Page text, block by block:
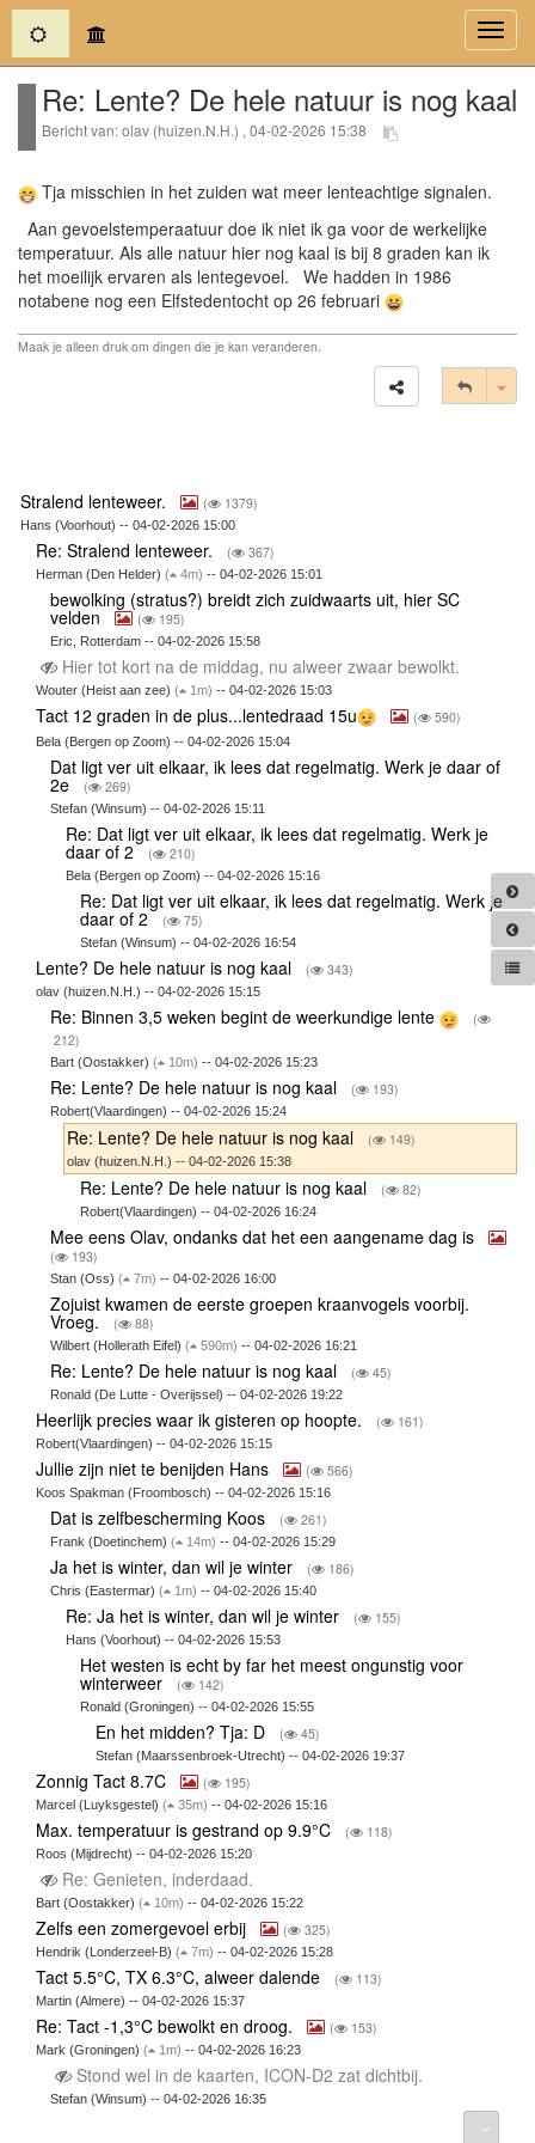
(current)
Re: Lente? De hele natuur is nog kaal
Bericht van: olav (huizen.N.H.) , 04-02-2026 15:38
Tja misschien in het zuiden wat meer lenteachtige signalen.
Aan gevoelstemperaatuur doe ik niet ik ga voor de werkelijke
temperatuur. Als alle natuur hier nog kaal is bij 8 graden kan ik
het moeilijk ervaren als lentegevoel. We hadden in 1986
notabene nog een Elfstedentocht op 26 februari
Maak je alleen druk om dingen die je kan veranderen.
Stralend lenteweer. ( 1379)
Hans (Voorhout) -- 04-02-2026 15:00
Re: Stralend lenteweer. ( 367)
Herman (Den Helder) ( 4m) -- 04-02-2026 15:01
bewolking (stratus?) breidt zich zuidwaarts uit, hier SC
velden ( 195)
Eric, Rotterdam -- 04-02-2026 15:58
Hier tot kort na de middag, nu alweer zwaar bewolkt.
Wouter (Heist aan zee) ( 1m) -- 04-02-2026 15:03
Tact 12 graden in de plus...lentedraad 15u ( 590)
Bela (Bergen op Zoom) -- 04-02-2026 15:04
Dat ligt ver uit elkaar, ik lees dat regelmatig. Werk je daar of
2e ( 269)
Stefan (Winsum) -- 04-02-2026 15:11
Re: Dat ligt ver uit elkaar, ik lees dat regelmatig. Werk je
daar of 2 ( 210)
Bela (Bergen op Zoom) -- 04-02-2026 15:16
Re: Dat ligt ver uit elkaar, ik lees dat regelmatig. Werk je
daar of 2 ( 75)
Stefan (Winsum) -- 04-02-2026 16:54
Lente? De hele natuur is nog kaal ( 343)
olav (huizen.N.H.) -- 04-02-2026 15:15
Re: Binnen 3,5 weken begint de weerkundige lente
(
212)
Bart (Oostakker)( 10m) -- 04-02-2026 15:23
Re: Lente? De hele natuur is nog kaal ( 193)
Robert(Vlaardingen) -- 04-02-2026 15:24
Re: Lente? De hele natuur is nog kaal ( 149)
olav (huizen.N.H.) -- 04-02-2026 15:38
Re: Lente? De hele natuur is nog kaal ( 82)
Robert(Vlaardingen) -- 04-02-2026 16:24
Mee eens Olav, ondanks dat het een aangename dag is
( 193)
Stan (Oss)( 7m) -- 04-02-2026 16:00
Zojuist kwamen de eerste groepen kraanvogels voorbij.
Vroeg. ( 88)
Wilbert (Hollerath Eifel)( 590m) -- 04-02-2026 16:21
Re: Lente? De hele natuur is nog kaal ( 45)
Ronald (De Lutte - Overijssel) -- 04-02-2026 19:22
Heerlijk precies waar ik gisteren op hoopte. ( 161)
Robert(Vlaardingen) -- 04-02-2026 15:15
Jullie zijn niet te benijden Hans ( 566)
Koos Spakman (Froombosch) -- 04-02-2026 15:16
Dat is zelfbescherming Koos ( 261)
Frank (Doetinchem)( 14m) -- 04-02-2026 15:29
Ja het is winter, dan wil je winter ( 186)
Chris (Eastermar)( 1m) -- 04-02-2026 15:40
Re: Ja het is winter, dan wil je winter ( 155)
Hans (Voorhout) -- 04-02-2026 15:53
Het westen is echt by far het meest ongunstig voor
winterweer ( 142)
Ronald (Groningen) -- 04-02-2026 15:55
En het midden? Tja: D ( 45)
Stefan (Maarssenbroek-Utrecht) -- 04-02-2026 19:37
Zonnig Tact 8.7C ( 195)
Marcel (Luyksgestel) ( 35m) -- 04-02-2026 15:16
Max. temperatuur is gestrand op 9.9°C ( 118)
Roos (Mijdrecht) -- 04-02-2026 15:20
Re: Genieten, inderdaad.
Bart (Oostakker) ( 10m) -- 04-02-2026 15:22
Zelfs een zomergevoel erbij ( 325)
Hendrik (Londerzeel-B) ( 7m) -- 04-02-2026 15:28
Tact 5.5°C, TX 6.3°C, alweer dalende ( 113)
Martin (Almere) -- 04-02-2026 15:37
Re: Tact -1,3°C bewolkt en droog. ( 153)
Mark (Groningen) ( 1m) -- 04-02-2026 16:23
Stond wel in de kaarten, ICON-D2 zat dichtbij.
Stefan (Winsum) -- 04-02-2026 16:35